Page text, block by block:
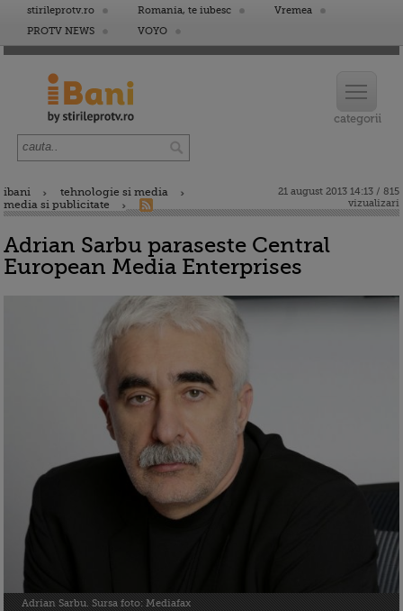
stirileprotv.ro Romania, te iubesc
Vremea
PROTV NEWS
VOYO
ibani
tehnologie si media
media si publicitate
21 august 2013 14:13 / 815
vizualizari
Adrian Sarbu paraseste Central
European Media Enterprises
Adrian Sarbu. Sursa foto: Mediafax